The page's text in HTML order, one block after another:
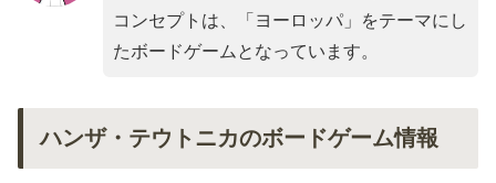
コンセプトは、「 ヨーロッパ」をテーマにし
たボードゲームとなっています。
ハンザ・テウトニカのボードゲーム情報